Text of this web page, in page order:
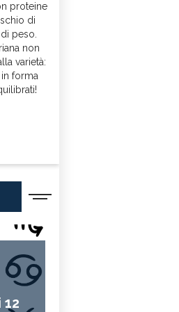
proteine
di
peso.
non
varietà:
forma